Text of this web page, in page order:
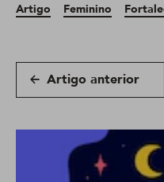
Artigo Feminino
Artigo anterior